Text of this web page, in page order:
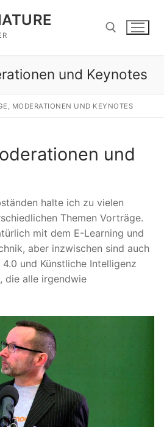
Suchen nach: und Keynotes
MODERATIONEN UND KEYNOTES
und
halte ich zu vielen
Themen Vorträge.
mit dem E-Learning und
aber inzwischen sind auch
und Künstliche Intelligenz
die alle irgendwie